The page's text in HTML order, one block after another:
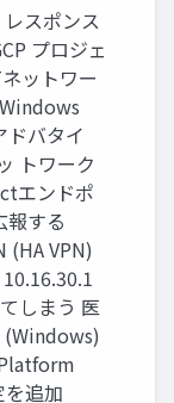
スポンス
プロジェ
ットワー
ドバタイ
トワーク
エンドポ
報する
VPN)
しまう 医
(Windows)
追加